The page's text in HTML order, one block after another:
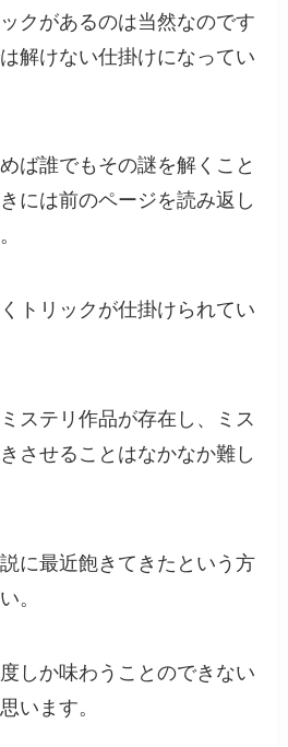
クがあるのは当然なのです
解けない仕掛けになってい
ば誰でもその謎を解くこと
には前のページを読み返し
トリックが仕掛けられてい
ステリ作品が存在し、ミス
させることはなかなか難し
に最近飽きてきたという方
。
しか味わうことのできない
います。